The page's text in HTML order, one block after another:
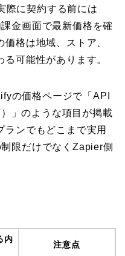
際に契約する前には
金画面で最新価格を確
格は地域、ストア、
可能性があります。
の価格ページで「API
」のような項目が掲載
ランでもどこまで実用
限だけでなくZapier側
内
注意点